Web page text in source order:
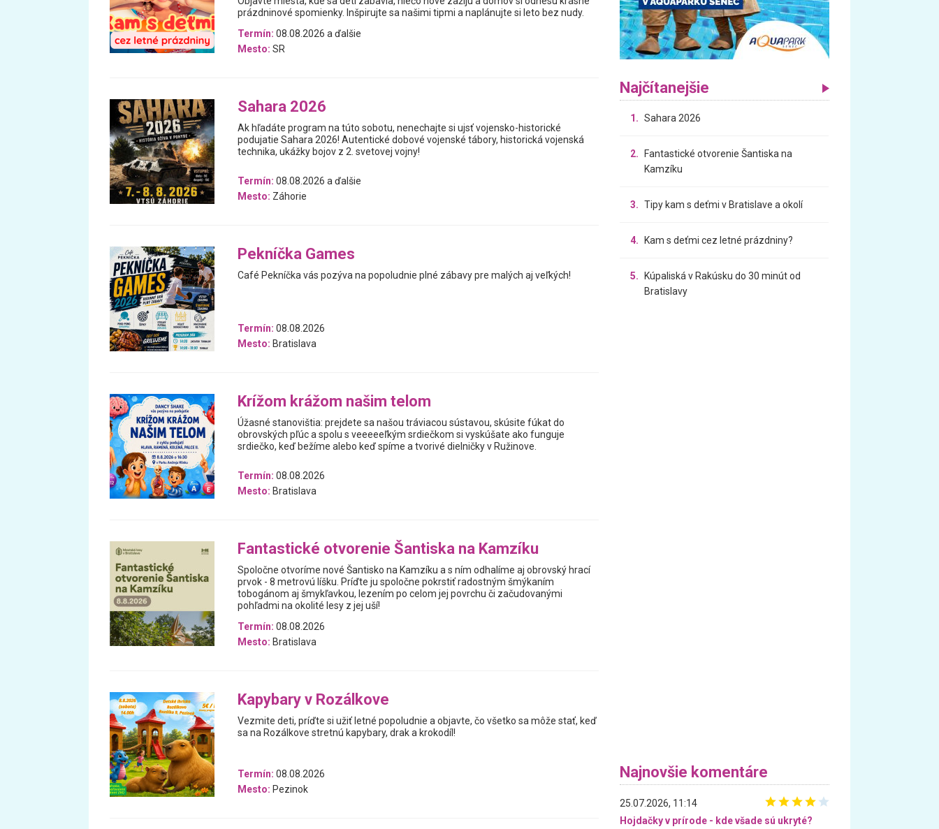
prázdninové spomienky. Inšpirujte sa našimi tipmi a naplánujte si leto bez nudy.
Termín: 08.08.2026 a ďalšie
Mesto: SR
Sahara 2026
Ak hľadáte program na túto sobotu, nenechajte si ujsť vojensko-historické
podujatie Sahara 2026! Autentické dobové vojenské tábory, historická vojenská
technika, ukážky bojov z 2. svetovej vojny!
Termín: 08.08.2026 a ďalšie
Mesto: Záhorie
Pekníčka Games
Café Pekníčka vás pozýva na popoludnie plné zábavy pre malých aj veľkých!
Termín: 08.08.2026
Mesto: Bratislava
Krížom krážom našim telom
Úžasné stanovištia: prejdete sa našou tráviacou sústavou, skúsite fúkat do
obrovských pľúc a spolu s veeeeeľkým srdiečkom si vyskúšate ako funguje
srdiečko, keď bežíme alebo keď spíme a tvorivé dielničky v Ružinove.
Termín: 08.08.2026
Mesto: Bratislava
Fantastické otvorenie Šantiska na Kamzíku
Spoločne otvoríme nové Šantisko na Kamzíku a s ním odhalíme aj obrovský hrací
prvok - 8 metrovú líšku. Príďte ju spoločne pokrstiť radostným šmýkaním
tobogánom aj šmykľavkou, lezením po celom jej povrchu či začudovanými
pohľadmi na okolité lesy z jej uší!
Termín: 08.08.2026
Mesto: Bratislava
Kapybary v Rozálkove
Vezmite deti, príďte si užiť letné popoludnie a objavte, čo všetko sa môže stať, keď
sa na Rozálkove stretnú kapybary, drak a krokodíl!
Termín: 08.08.2026
Mesto: Pezinok
Najčítanejšie
1. Sahara 2026
2.
Fantastické otvorenie Šantiska na
Kamzíku
3. Tipy kam s deťmi v Bratislave a okolí
4. Kam s deťmi cez letné prázdniny?
5.
Kúpaliská v Rakúsku do 30 minút od
Bratislavy
Najnovšie komentáre
25.07.2026, 11:14
Hojdačky v prírode - kde všade sú ukryté?